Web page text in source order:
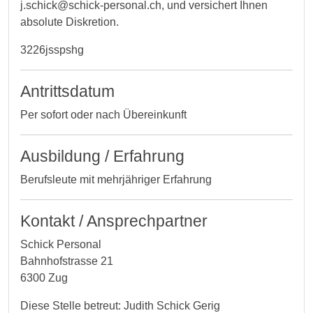
j.schick@schick-personal.ch, und versichert Ihnen
absolute Diskretion.
3226jsspshg
Antrittsdatum
Per sofort oder nach Übereinkunft
Ausbildung / Erfahrung
Berufsleute mit mehrjähriger Erfahrung
Kontakt / Ansprechpartner
Schick Personal
Bahnhofstrasse 21
6300 Zug
Diese Stelle betreut: Judith Schick Gerig